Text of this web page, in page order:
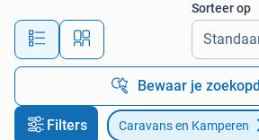
Alle afstanden…
Sorteer op
Bewaar je
Filters Caravans en Kamperen